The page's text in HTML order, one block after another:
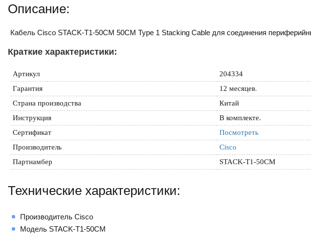
Описание:
Кабель Cisco STACK-T1-50CM 50CM Type 1 Stacking Cable для соединения
Краткие характеристики:
Артикул
204334
Гарантия
12 месяцев.
Страна производства
Китай
Инструкция
В комплекте.
Сертификат
Посмотреть
Производитель
Cisco
Партнамбер
STACK-T1-50CM
Технические характеристики:
Производитель Cisco
Модель STACK-T1-50CM